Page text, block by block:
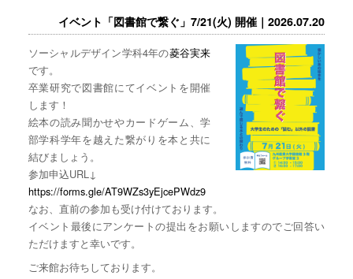
イベント「図書館で繋ぐ」7/21(火) 開催｜2026.07.20
ソーシャルデザイン学科4年の菱谷実来
です。
卒業研究で図書館にてイベントを開催
します！
絵本の読み聞かせやカードゲーム、学
部学科学年を越えた繋がりを本と共に
結びましょう。
参加申込URL↓
https://forms.gle/AT9WZs3yEjcePWdz9
なお、直前の参加も受け付けております。
イベント最後にアンケートの提出をお願いしますのでご回答い
ただけますと幸いです。
ご来館お待ちしております。